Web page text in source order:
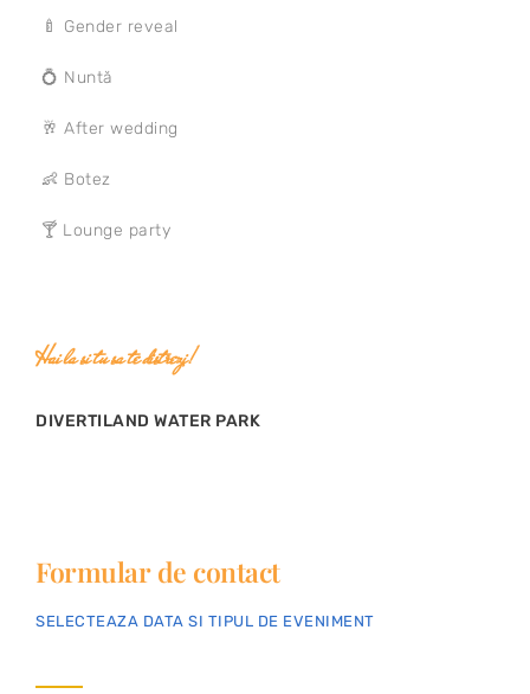
🍼 Gender reveal
💍 Nuntă
🥂 After wedding
👶 Botez
🍸 Lounge party
Hai la si tu sa te distrezi!
DIVERTILAND WATER PARK
Formular de contact
SELECTEAZA DATA SI TIPUL DE EVENIMENT